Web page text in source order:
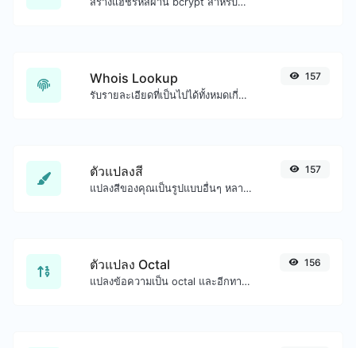
Whois Lookup
รับรายละเอียดที่เป็นไปได้ทั้งหมดเกี่ยวกับชื่อโดเมน
157
ตัวแปลงสี
แปลงสีของคุณเป็นรูปแบบอื่นๆ หลายรูปแบบ
157
ตัวแปลง Octal
แปลงข้อความเป็น octal และอีกทางหนึ่งสำหรับอินพุตสตริงใดๆ
156